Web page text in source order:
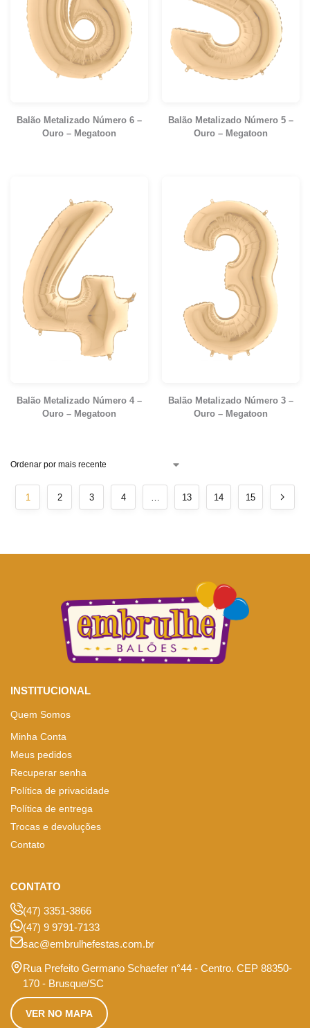
Balão Metalizado Número 6 –
Ouro – Megatoon
Balão Metalizado Número 5 –
Ouro – Megatoon
Balão Metalizado Número 4 –
Ouro – Megatoon
Balão Metalizado Número 3 –
Ouro – Megatoon
1 2 3 4 13 14 15
INSTITUCIONAL
Quem Somos
Minha Conta
Meus pedidos
Recuperar senha
Política de privacidade
Política de entrega
Trocas e devoluções
Contato
CONTATO
(47) 3351-3866
(47) 9 9791-7133
sac@embrulhefestas.com.br
Rua Prefeito Germano Schaefer n°44 - Centro. CEP 88350-
170 - Brusque/SC
VER NO MAPA